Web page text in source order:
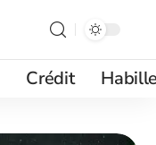
Crédit